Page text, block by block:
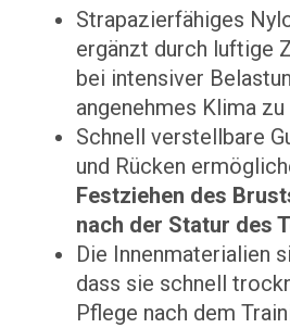
Strapazierfähiges
ergänzt durch luftige
bei intensiver
angenehmes Klima zu
Schnell verstellbare
und Rücken
Festziehen des
nach der Statur des
Die Innenmaterialien
dass sie schnell
Pflege nach dem